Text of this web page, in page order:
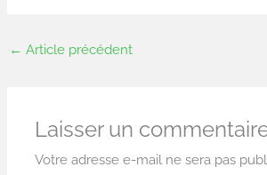
← Article précédent
Laisser un
Votre adresse e-mail ne sera pas